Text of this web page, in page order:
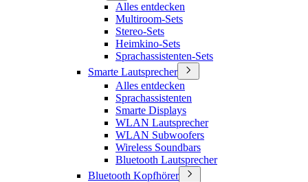
Alles entdecken
Multiroom-Sets
Stereo-Sets
Heimkino-Sets
Sprachassistenten-Sets
Smarte Lautsprecher
Alles entdecken
Sprachassistenten
Smarte Displays
WLAN Lautsprecher
WLAN Subwoofers
Wireless Soundbars
Bluetooth Lautsprecher
Bluetooth Kopfhörer